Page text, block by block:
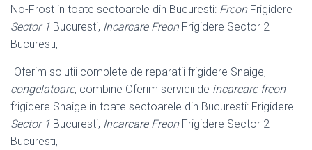
No-Frost in toate sectoarele din Bucuresti: FreonFrigidere
Sector 1 Bucuresti, Incarcare FreonFrigidere Sector 2
Bucuresti,
-Oferim solutii complete de reparatii frigidere Snaige,
congelatoare, combine Oferim servicii de incarcare freon
frigidere Snaige in toate sectoarele din Bucuresti: Frigidere
Sector 1 Bucuresti, Incarcare FreonFrigidere Sector 2
Bucuresti,